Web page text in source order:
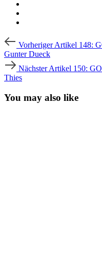
Artikel
Vorheriger Artikel 148:
Gunter Dueck
Artikel
Nächster Artikel 150:
Thies
You may also like